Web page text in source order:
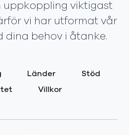
uppkoppling viktigast
vi har utformat vår
dina behov i åtanke.
Länder
Stöd
Villkor